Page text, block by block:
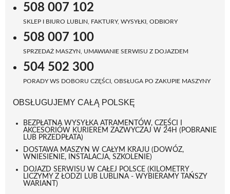
508 007 102
SKLEP I BIURO LUBLIN, FAKTURY, WYSYŁKI, ODBIORY
508 007 100
SPRZEDAŻ MASZYN, UMAWIANIE SERWISU Z DOJAZDEM
504 502 300
PORADY WS DOBORU CZĘŚCI, OBSŁUGA PO ZAKUPIE MASZYNY
OBSŁUGUJEMY CAŁĄ POLSKĘ
BEZPŁATNA WYSYŁKA ATRAMENTÓW, CZĘŚCI I
AKCESORIÓW KURIEREM ZAZWYCZAJ W 24H (POBRANIE
LUB PRZEDPŁATA)
DOSTAWA MASZYN W CAŁYM KRAJU (DOWÓZ,
WNIESIENIE, INSTALACJA, SZKOLENIE)
DOJAZD SERWISU W CAŁEJ POLSCE (KILOMETRY
LICZYMY Z ŁODZI LUB LUBLINA - WYBIERAMY TAŃSZY
WARIANT)